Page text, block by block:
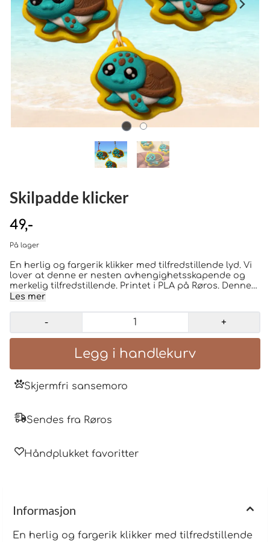
Skilpadde klicker
49,-
På lager
En herlig og fargerik klikker med tilfredstillende lyd. Vi
lover at denne er nesten avhengighetsskapende og
merkelig tilfredstillende. Printet i PLA på Røros. Denne
søte skilpadden kan enkelt henges på sekken, penalet
Les mer
- +
Skjermfri sansemoro
Sendes fra Røros
Håndplukket favoritter
Informasjon
En herlig og fargerik klikker med tilfredstillende